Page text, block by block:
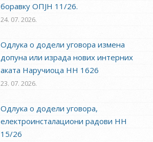
боравку ОПЈН 11/26.
24. 07. 2026.
Одлука о додели уговора измена
допуна или израда нових интерних
аката Наручиоца НН 1626
23. 07. 2026.
Одлука о додели уговора,
електроинсталациони радови НН
15/26